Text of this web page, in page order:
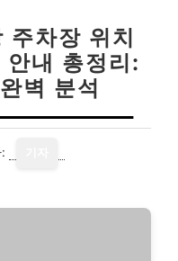
차장 위치
안내 총정리:
벽 분석